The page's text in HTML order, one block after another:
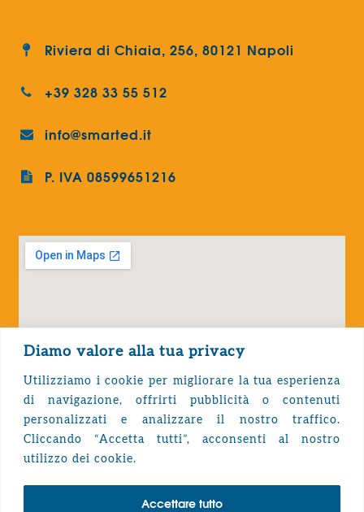
Diamo valore alla tua privacy
Utilizziamo i cookie per migliorare la tua esperienza
di navigazione, offrirti pubblicità o contenuti
personalizzati e analizzare il nostro traffico.
Cliccando “Accetta tutti”, acconsenti al nostro
utilizzo dei cookie.
Accettare tutto
Riviera di Chiaia, 256, 80121 Napoli
+39 328 33 55 512
info@smarted.it
P. IVA 08599651216
Privacy Policy